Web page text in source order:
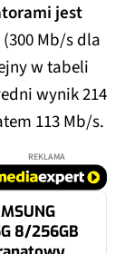
jest
Mb/s dla
w tabeli
wynik 214
113 Mb/s.
REKLAMA
8/256GB